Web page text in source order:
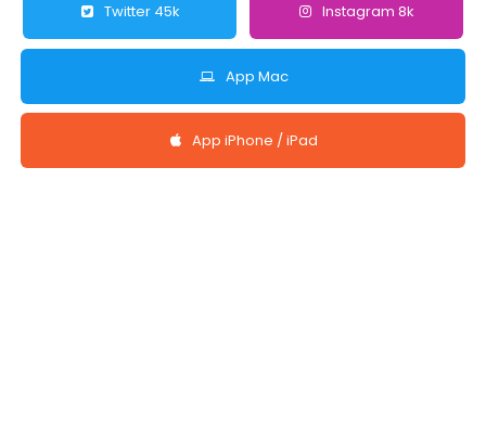
Twitter 45k Instagram 8k
App Mac
App iPhone / iPad